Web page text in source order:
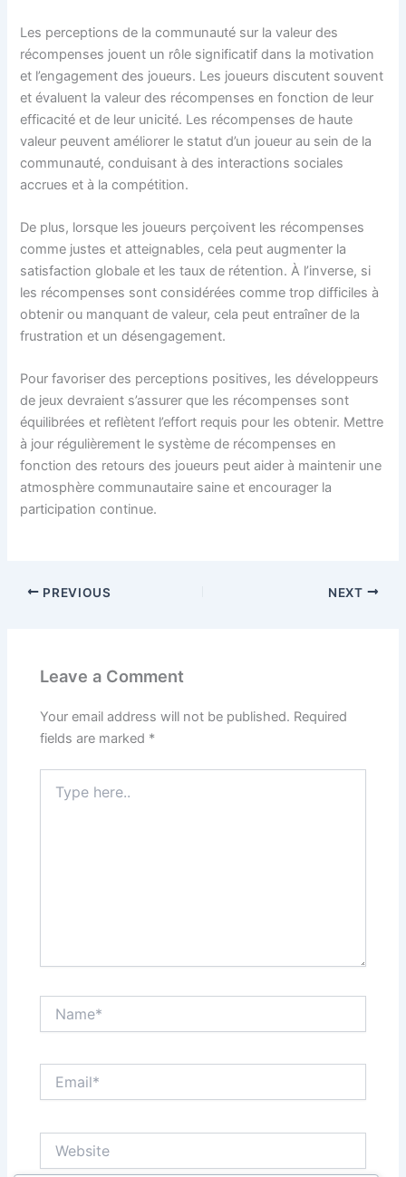
Les perceptions de la communauté sur la valeur des
récompenses jouent un rôle significatif dans la motivation
et l’engagement des joueurs. Les joueurs discutent souvent
et évaluent la valeur des récompenses en fonction de leur
efficacité et de leur unicité. Les récompenses de haute
valeur peuvent améliorer le statut d’un joueur au sein de la
communauté, conduisant à des interactions sociales
accrues et à la compétition.
De plus, lorsque les joueurs perçoivent les récompenses
comme justes et atteignables, cela peut augmenter la
satisfaction globale et les taux de rétention. À l’inverse, si
les récompenses sont considérées comme trop difficiles à
obtenir ou manquant de valeur, cela peut entraîner de la
frustration et un désengagement.
Pour favoriser des perceptions positives, les développeurs
de jeux devraient s’assurer que les récompenses sont
équilibrées et reflètent l’effort requis pour les obtenir. Mettre
à jour régulièrement le système de récompenses en
fonction des retours des joueurs peut aider à maintenir une
atmosphère communautaire saine et encourager la
participation continue.
PREVIOUS NEXT
Leave a Comment
Your email address will not be published. Required
fields are marked *
here..